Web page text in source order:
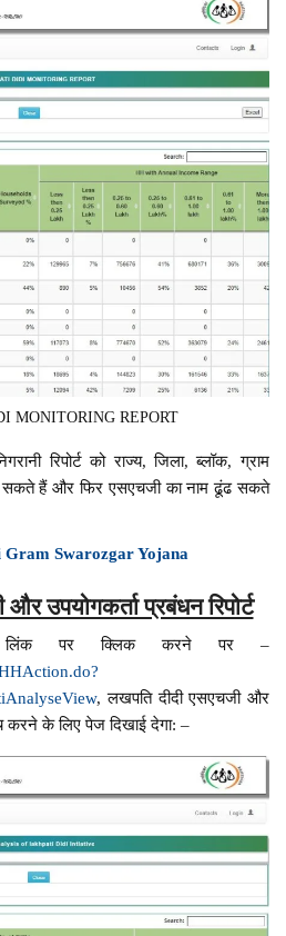
MONITORING REPORT
रिपोर्ट को राज्य, जिला, ब्लॉक, ग्राम
सकते हैं और फिर एसएचजी का नाम ढूंढ सकते
Swarozgar Yojana
उपयोगकर्ता प्रबंधन रिपोर्ट
पर क्लिक करने पर –
, लखपति दीदी एसएचजी और
करने के लिए पेज दिखाई देगा: –